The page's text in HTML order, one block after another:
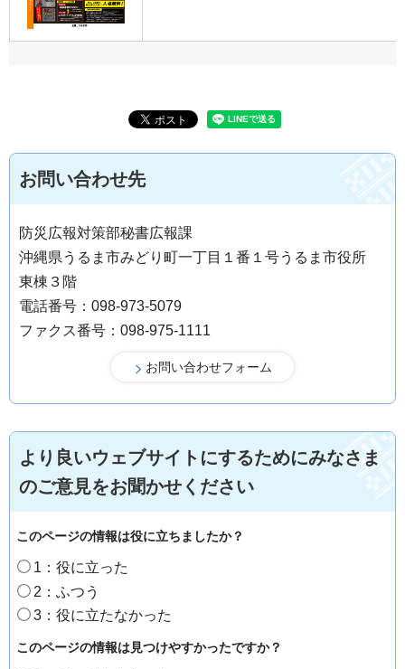
お問い合わせ先
防災広報対策部秘書広報課
沖縄県うるま市みどり町一丁目１番１号うるま市役所
東棟３階
電話番号：098-973-5079
ファクス番号：098-975-1111
より良いウェブサイトにするためにみなさま
のご意見をお聞かせください
このページの情報は役に立ちましたか？
1：役に立った
2：ふつう
3：役に立たなかった
このページの情報は見つけやすかったですか？